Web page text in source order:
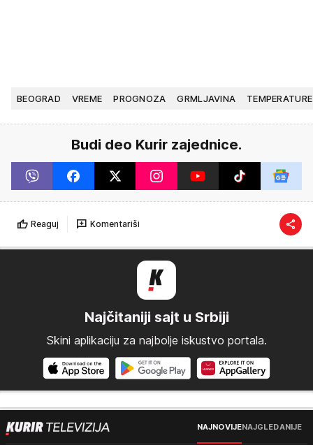
BEOGRAD VREME PROGNOZA GRMLJAVINA TEMPERATURE
Budi deo Kurir zajednice.
Reaguj Komentariši
Najčitaniji sajt u Srbiji
Skini aplikaciju za najbolje iskustvo portala.
NAJNOVIJENAJGLEDANIJE